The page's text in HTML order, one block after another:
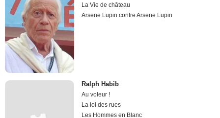
La Vie de château
Arsene Lupin contre Arsene Lupin
Ralph Habib
Au voleur !
La loi des rues
Les Hommes en Blanc